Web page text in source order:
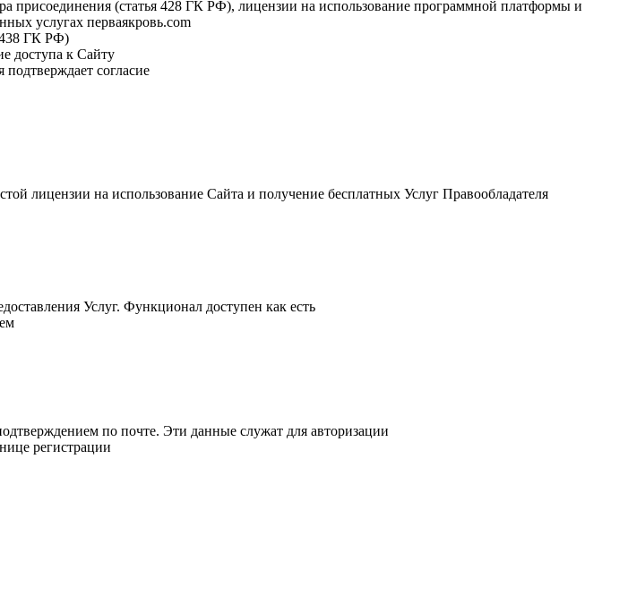
присоединения (статья 428 ГК РФ), лицензии на использование программной платформы и
услугах перваякровь.com
438 ГК РФ)
доступа к Сайту
согласие
лицензии на использование Сайта и получение бесплатных Услуг Правообладателя
Услуг. Функционал доступен как есть
по почте. Эти данные служат для авторизации
регистрации